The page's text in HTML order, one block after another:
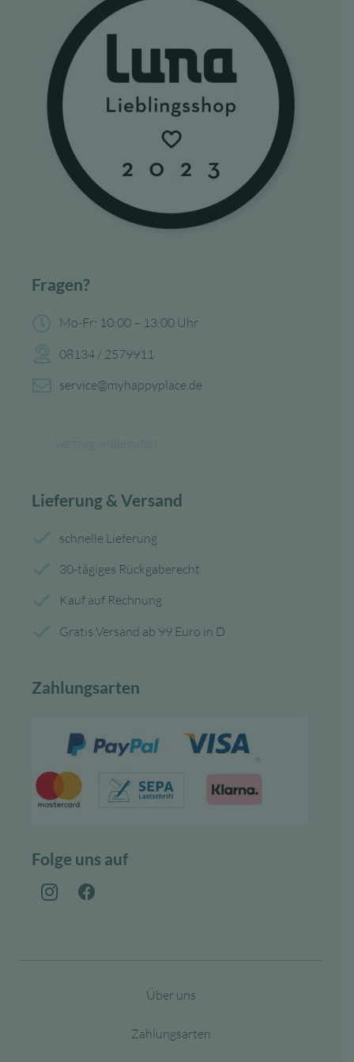
Fragen?
Mo-Fr: 10:00 – 13:00 Uhr
08134 / 2579911
service@myhappyplace.de
Lieferung & Versand
schnelle Lieferung
30-tägiges Rückgaberecht
Kauf auf Rechnung
Gratis Versand ab 99 Euro in D
Zahlungsarten
Folge uns auf
Über uns
Zahlungsarten